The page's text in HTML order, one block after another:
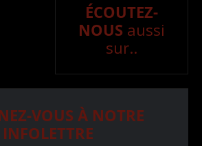
ÉCOUTEZ-
NOUS aussi
sur..
VOUS À NOTRE
INFOLETTRE